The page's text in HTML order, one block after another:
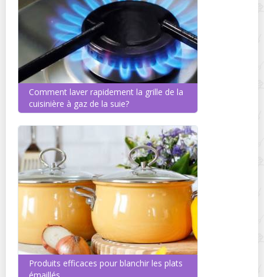
Comment laver rapidement la grille de la
cuisinière à gaz de la suie?
Produits efficaces pour blanchir les plats